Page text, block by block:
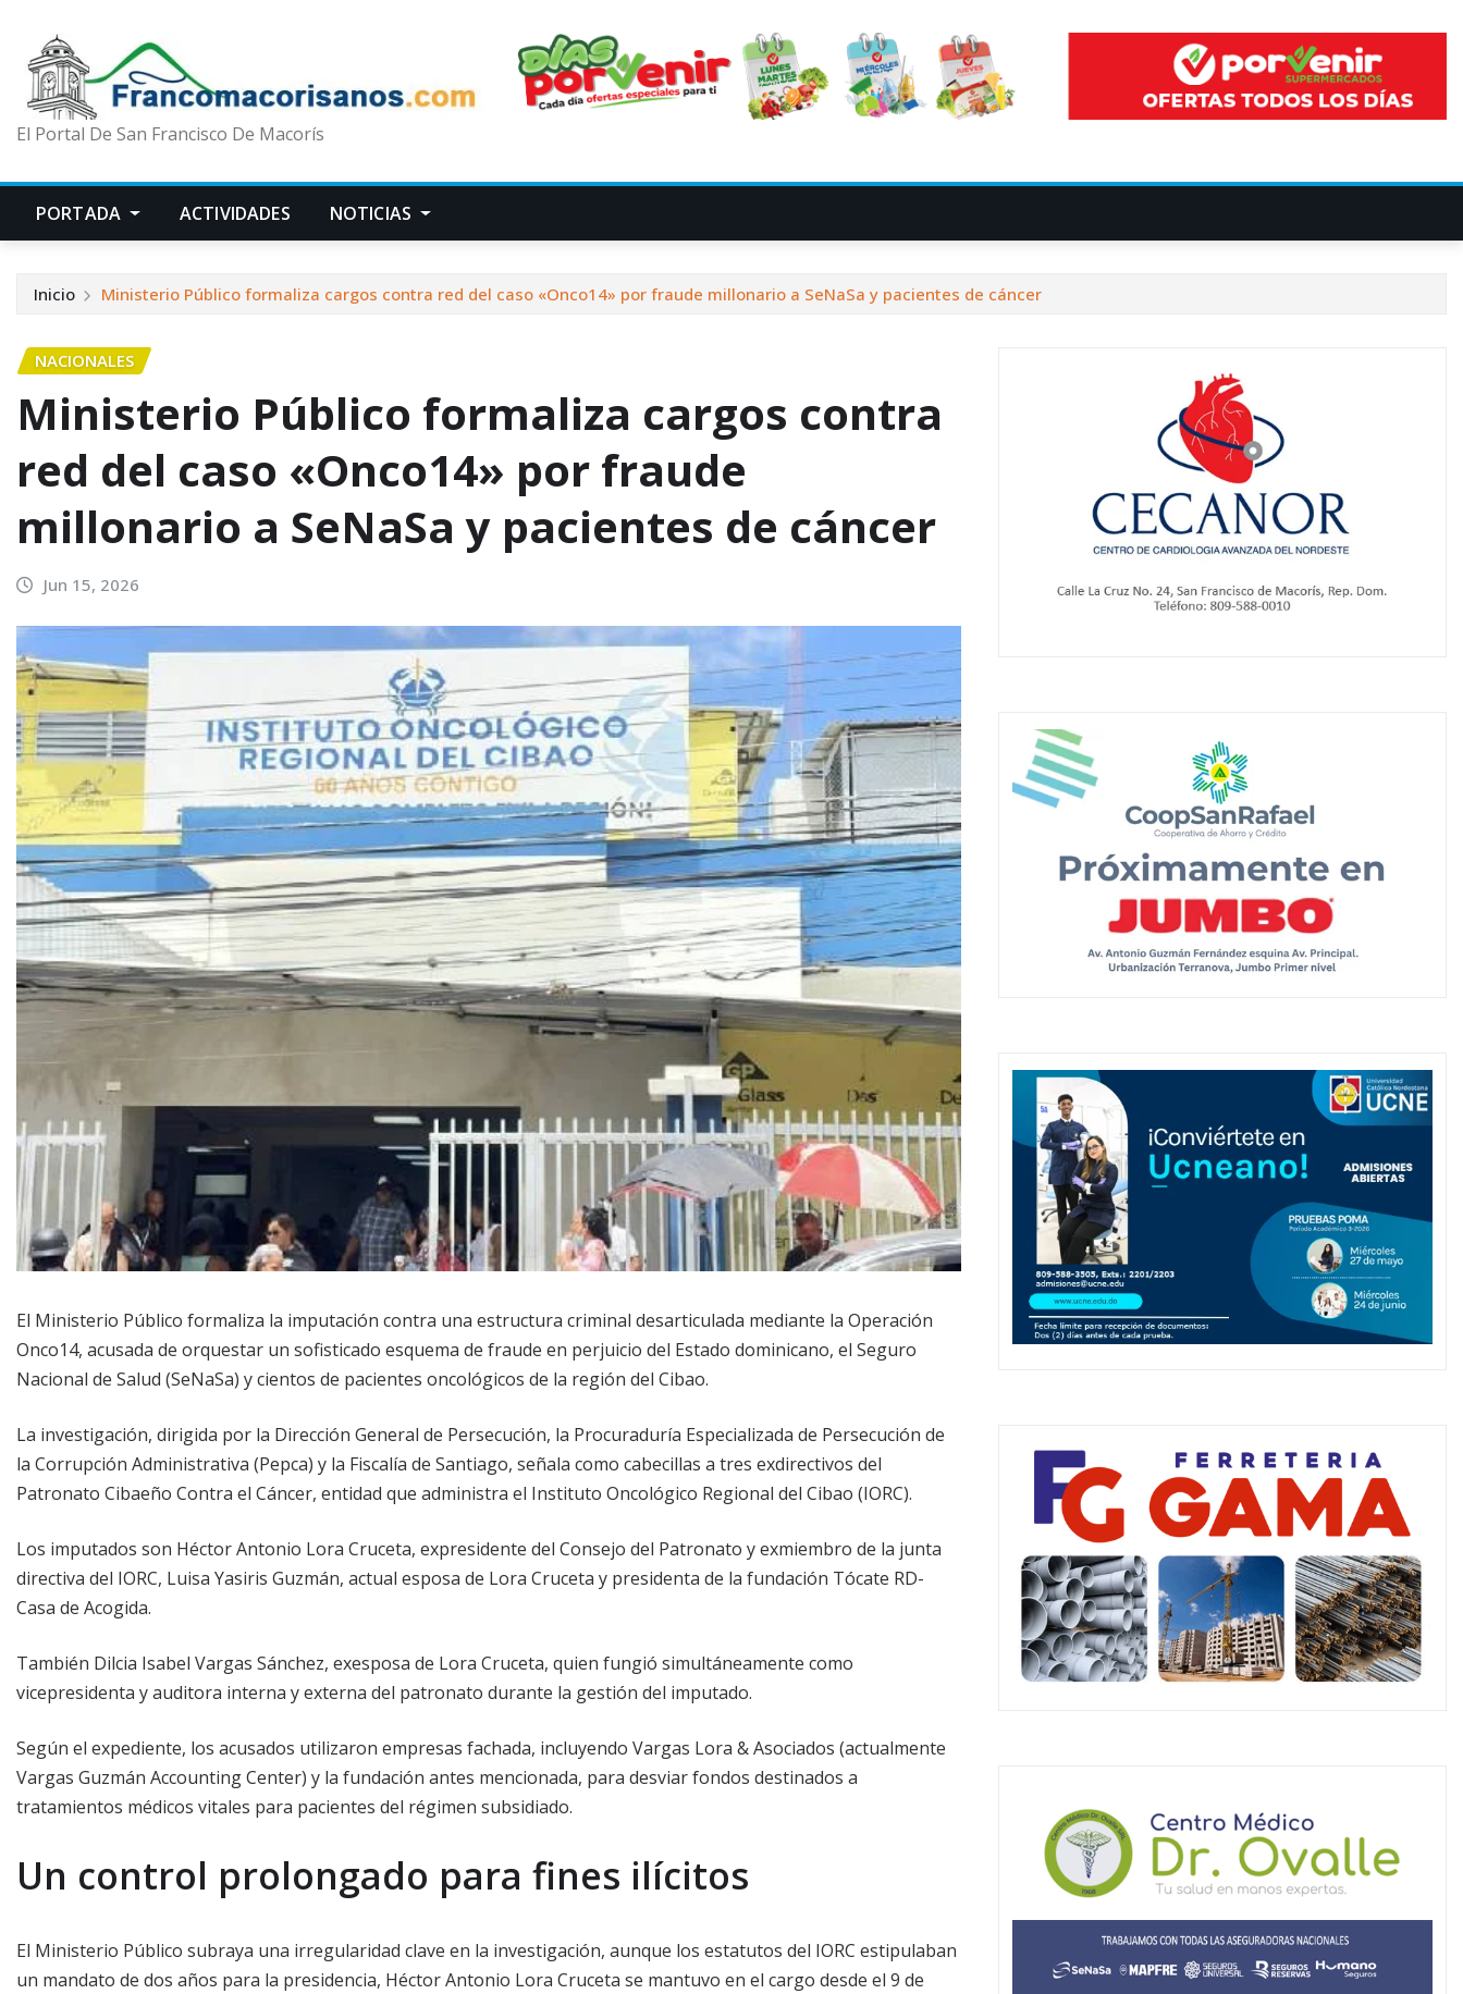
El Portal De San Francisco De Macorís
PORTADA ACTIVIDADES NOTICIAS
Inicio Ministerio Público formaliza cargos contra red del caso «Onco14» por fraude millonario a SeNaSa y pacientes de cáncer
NACIONALES
Ministerio Público formaliza cargos contra
red del caso «Onco14» por fraude
millonario a SeNaSa y pacientes de cáncer
Jun 15, 2026
El Ministerio Público formaliza la imputación contra una estructura criminal desarticulada mediante la Operación
Onco14, acusada de orquestar un sofisticado esquema de fraude en perjuicio del Estado dominicano, el Seguro
Nacional de Salud (SeNaSa) y cientos de pacientes oncológicos de la región del Cibao.
La investigación, dirigida por la Dirección General de Persecución, la Procuraduría Especializada de Persecución de
la Corrupción Administrativa (Pepca) y la Fiscalía de Santiago, señala como cabecillas a tres exdirectivos del
Patronato Cibaeño Contra el Cáncer, entidad que administra el Instituto Oncológico Regional del Cibao (IORC).
Los imputados son Héctor Antonio Lora Cruceta, expresidente del Consejo del Patronato y exmiembro de la junta
directiva del IORC, Luisa Yasiris Guzmán, actual esposa de Lora Cruceta y presidenta de la fundación Tócate RD-
Casa de Acogida.
También Dilcia Isabel Vargas Sánchez, exesposa de Lora Cruceta, quien fungió simultáneamente como
vicepresidenta y auditora interna y externa del patronato durante la gestión del imputado.
Según el expediente, los acusados utilizaron empresas fachada, incluyendo Vargas Lora & Asociados (actualmente
Vargas Guzmán Accounting Center) y la fundación antes mencionada, para desviar fondos destinados a
tratamientos médicos vitales para pacientes del régimen subsidiado.
Un control prolongado para fines ilícitos
El Ministerio Público subraya una irregularidad clave en la investigación, aunque los estatutos del IORC estipulaban
un mandato de dos años para la presidencia, Héctor Antonio Lora Cruceta se mantuvo en el cargo desde el 9 de